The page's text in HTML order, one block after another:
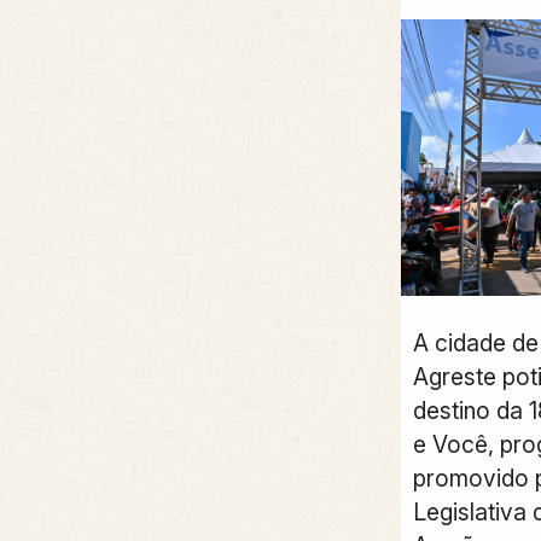
A cidade
Agreste
destino da
e Você,
promovido
Legislativa